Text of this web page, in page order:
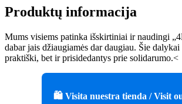
Produktų informacija
Mums visiems patinka išskirtiniai ir naudingi
dabar jais džiaugiamės dar daugiau. Šie
praktiški, bet ir prisidedantys prie solidarumo.<
🛍️ Visita nuestra tienda / Visit